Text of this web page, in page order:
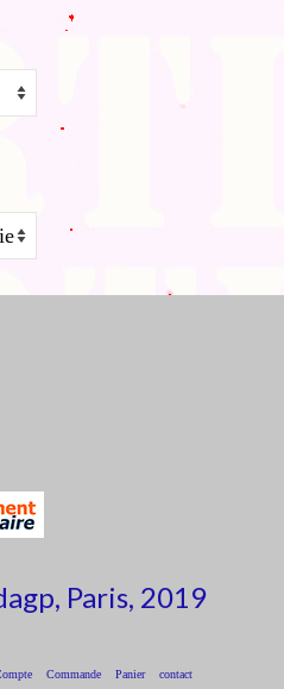
Paris, 2019
Commande Panier contact